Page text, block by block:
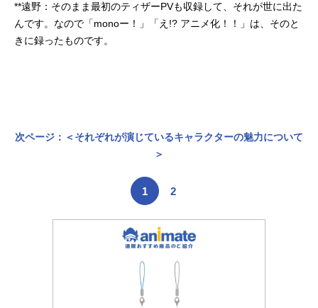
**遠野：そのまま最初のティザーPVも収録して、それが世に出た
んです。なので「monoー！」「え!? アニメ化！！」は、そのと
きに録ったものです。
次ページ：＜それぞれが演じているキャラクターの魅力について
＞
1 2